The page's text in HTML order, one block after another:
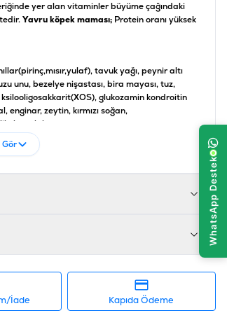
yer alan vitaminler büyüme çağındaki
Yavru köpek maması; Protein oranı yüksek
tavuk yağı, peynir altı
unu, bezelye nişastası, bira mayası, tuz,
glukozamin kondroitin
zeytin, kırmızı soğan,
ekstraktları
E 150mg/kg, Vitamin C 200mg/kg
İade Kapıda Ödeme